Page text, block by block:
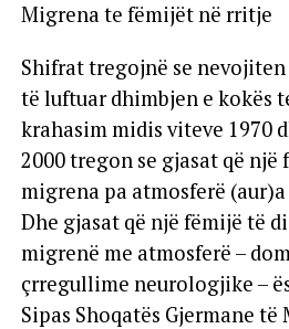
Migrena te fëmijët në rritje
Shifrat tregojnë se
të luftuar dhimbjen e kokës
krahasim midis viteve 1970
2000 tregon se gjasat që një
migrena pa atmosferë
Dhe gjasat që një fëmijë të
migrenë me atmosferë –
çrregullime neurologjike –
Sipas Shoqatës Gjermane të